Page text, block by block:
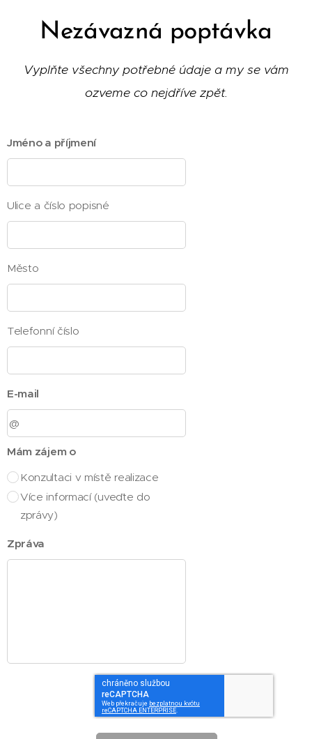
Nezávazná poptávka
Vyplňte všechny potřebné údaje a my se vám
ozveme co nejdříve zpět.
Jméno a příjmení
Ulice a číslo popisné
Město
Telefonní číslo
E-mail
Mám zájem o
Konzultaci v místě realizace
Více informací (uveďte do
zprávy)
Zpráva